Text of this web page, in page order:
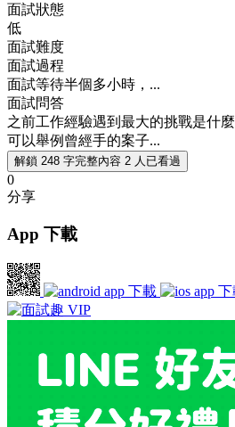
面試狀態
低
面試難度
面試過程
面試等待半個多小時，...
面試問答
之前工作經驗遇到最大的挑戰是什麼
可以舉例曾經手的案子...
解鎖 248 字完整內容 2 人已看過
0
分享
App 下載